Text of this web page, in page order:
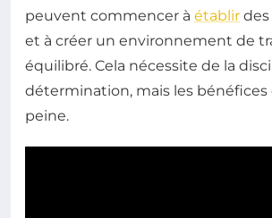
peuvent commencer à établir
et à créer un environnement de
équilibré. Cela nécessite de la
détermination, mais les bénéfices
peine.